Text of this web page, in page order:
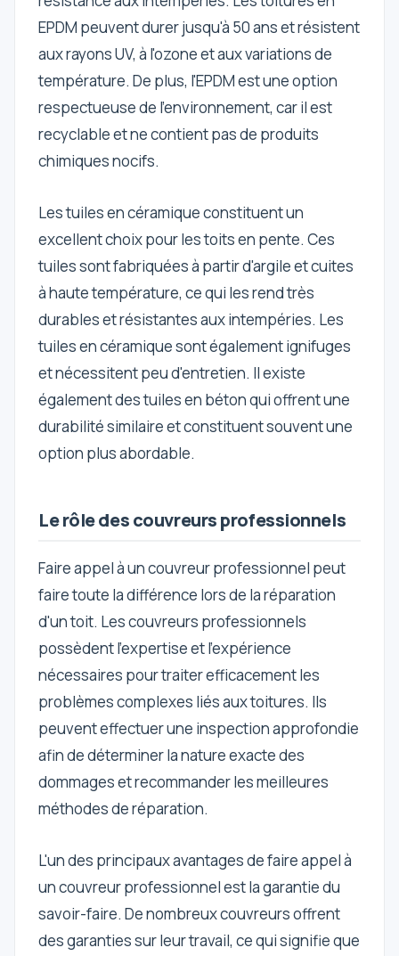
EPDM peuvent durer jusqu'à 50 ans et résistent
aux rayons UV, à l'ozone et aux variations de
température. De plus, l'EPDM est une option
respectueuse de l'environnement, car il est
recyclable et ne contient pas de produits
chimiques nocifs.
Les tuiles en céramique constituent un
excellent choix pour les toits en pente. Ces
tuiles sont fabriquées à partir d'argile et cuites
à haute température, ce qui les rend très
durables et résistantes aux intempéries. Les
tuiles en céramique sont également ignifuges
et nécessitent peu d'entretien. Il existe
également des tuiles en béton qui offrent une
durabilité similaire et constituent souvent une
option plus abordable.
Le rôle des couvreurs professionnels
Faire appel à un couvreur professionnel peut
faire toute la différence lors de la réparation
d'un toit. Les couvreurs professionnels
possèdent l'expertise et l'expérience
nécessaires pour traiter efficacement les
problèmes complexes liés aux toitures. Ils
peuvent effectuer une inspection approfondie
afin de déterminer la nature exacte des
dommages et recommander les meilleures
méthodes de réparation.
L'un des principaux avantages de faire appel à
un couvreur professionnel est la garantie du
savoir-faire. De nombreux couvreurs offrent
des garanties sur leur travail, ce qui signifie que